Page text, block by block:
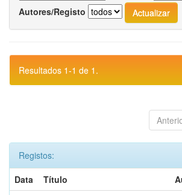
Autores/Registo
Resultados 1-1 de 1.
Registos:
Data
Título